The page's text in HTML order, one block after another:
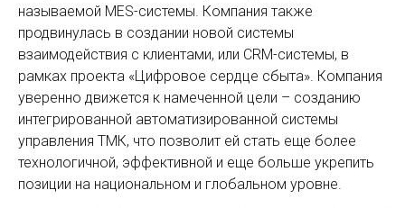
называемой MES-системы. Компания также
продвинулась в создании новой системы
взаимодействия с клиентами, или CRM-системы, в
рамках проекта «Цифровое сердце сбыта». Компания
уверенно движется к намеченной цели – созданию
интегрированной автоматизированной системы
управления ТМК, что позволит ей стать еще более
технологичной, эффективной и еще больше укрепить
позиции на национальном и глобальном уровне.